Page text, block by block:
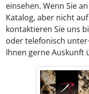
einsehen. Wenn Sie
Katalog, aber nicht
kontaktieren Sie uns
oder telefonisch
Ihnen gerne Auskunft